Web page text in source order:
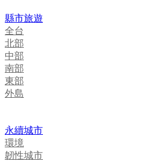
縣市旅遊
全台
北部
中部
南部
東部
外島
永續城市
環境
韌性城市